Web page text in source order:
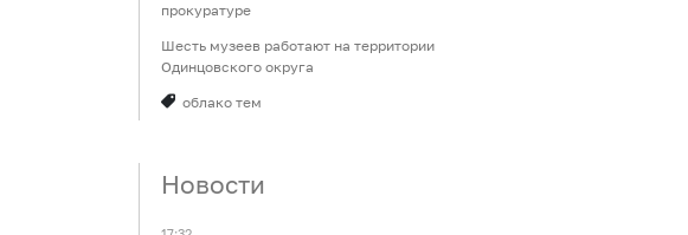
прокуратуре
Шесть музеев работают на территории
Одинцовского округа
облако тем
Новости